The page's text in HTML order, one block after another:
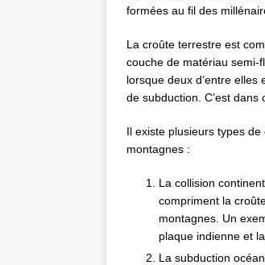
formées au fil des
La croûte terrestre est
couche de matériau semi-
lorsque deux d’entre elles
de subduction. C’est
Il existe plusieurs types
montagnes :
La collision
compriment la
montagnes. Un
plaque indienne et
La subduction